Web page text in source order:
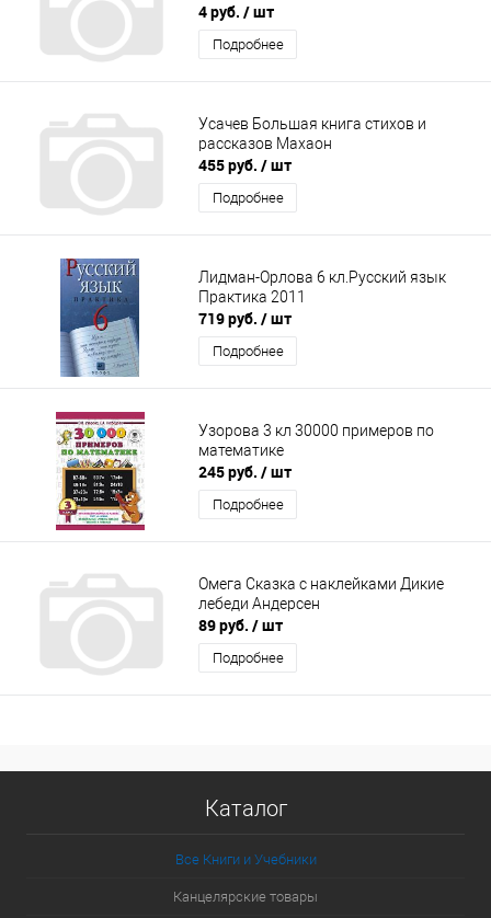
4 руб. / шт
Подробнее
Усачев Большая книга стихов и
рассказов Махаон
455 руб. / шт
Подробнее
Лидман-Орлова 6 кл.Русский язык
Практика 2011
719 руб. / шт
Подробнее
Узорова 3 кл 30000 примеров по
математике
245 руб. / шт
Подробнее
Омега Сказка с наклейками Дикие
лебеди Андерсен
89 руб. / шт
Подробнее
Каталог
Все Книги и Учебники
Канцелярские товары